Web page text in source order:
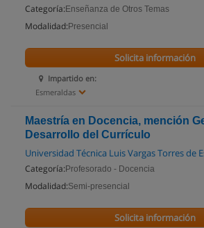
Categoría: Enseñanza de Otros Temas
Modalidad: Presencial
Impartido en:
Esmeraldas
Solicita información
Maestría en Docencia, mención
Desarrollo del Currículo
Universidad Técnica Luis Vargas Torres de
Categoría: Profesorado - Docencia
Modalidad:Semi-presencial
Solicita información